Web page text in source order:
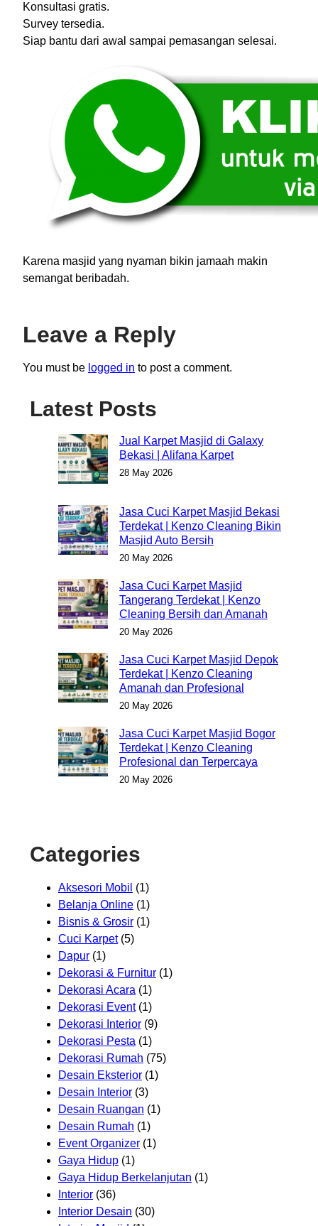
Konsultasi gratis.
Survey tersedia.
Siap bantu dari awal sampai pemasangan selesai.
Karena masjid yang nyaman bikin jamaah makin
semangat beribadah.
Leave a Reply
You must be logged in to post a comment.
Latest Posts
Jual Karpet Masjid di Galaxy
Bekasi | Alifana Karpet
28 May 2026
Jasa Cuci Karpet Masjid Bekasi
Terdekat | Kenzo Cleaning Bikin
Masjid Auto Bersih
20 May 2026
Jasa Cuci Karpet Masjid
Tangerang Terdekat | Kenzo
Cleaning Bersih dan Amanah
20 May 2026
Jasa Cuci Karpet Masjid Depok
Terdekat | Kenzo Cleaning
Amanah dan Profesional
20 May 2026
Jasa Cuci Karpet Masjid Bogor
Terdekat | Kenzo Cleaning
Profesional dan Terpercaya
20 May 2026
Categories
Aksesori Mobil (1)
Belanja Online (1)
Bisnis & Grosir (1)
Cuci Karpet(5)
Dapur (1)
Dekorasi & Furnitur (1)
Dekorasi Acara (1)
Dekorasi Event(1)
Dekorasi Interior (9)
Dekorasi Pesta (1)
Dekorasi Rumah (75)
Desain Eksterior (1)
Desain Interior (3)
Desain Ruangan (1)
Desain Rumah (1)
Event Organizer (1)
Gaya Hidup (1)
Gaya Hidup Berkelanjutan (1)
Interior (36)
Interior Desain (30)